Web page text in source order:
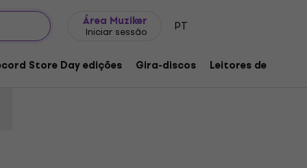
Área Muziker
Iniciar sessão PT
Store Day edições Gira-discos Leitores de música
(LP)
1257820